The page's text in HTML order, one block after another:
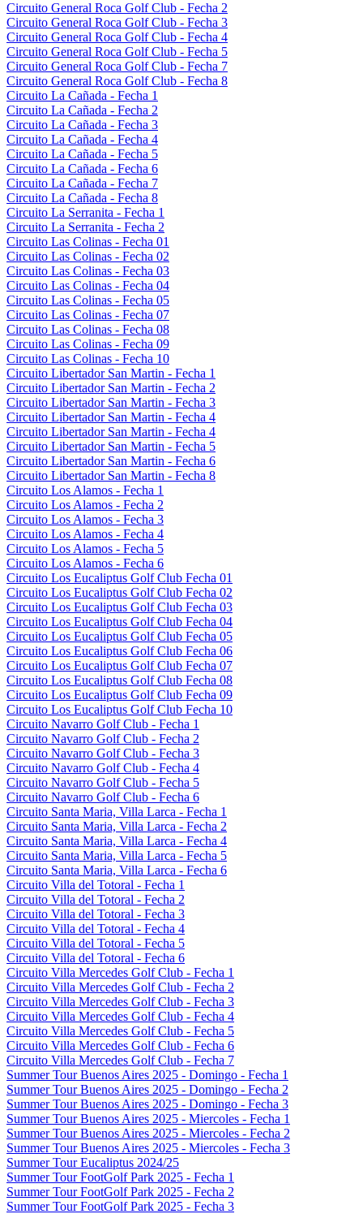
Circuito General Roca Golf Club - Fecha 2
Circuito General Roca Golf Club - Fecha 3
Circuito General Roca Golf Club - Fecha 4
Circuito General Roca Golf Club - Fecha 5
Circuito General Roca Golf Club - Fecha 7
Circuito General Roca Golf Club - Fecha 8
Circuito La Cañada - Fecha 1
Circuito La Cañada - Fecha 2
Circuito La Cañada - Fecha 3
Circuito La Cañada - Fecha 4
Circuito La Cañada - Fecha 5
Circuito La Cañada - Fecha 6
Circuito La Cañada - Fecha 7
Circuito La Cañada - Fecha 8
Circuito La Serranita - Fecha 1
Circuito La Serranita - Fecha 2
Circuito Las Colinas - Fecha 01
Circuito Las Colinas - Fecha 02
Circuito Las Colinas - Fecha 03
Circuito Las Colinas - Fecha 04
Circuito Las Colinas - Fecha 05
Circuito Las Colinas - Fecha 07
Circuito Las Colinas - Fecha 08
Circuito Las Colinas - Fecha 09
Circuito Las Colinas - Fecha 10
Circuito Libertador San Martin - Fecha 1
Circuito Libertador San Martin - Fecha 2
Circuito Libertador San Martin - Fecha 3
Circuito Libertador San Martin - Fecha 4
Circuito Libertador San Martin - Fecha 4
Circuito Libertador San Martin - Fecha 5
Circuito Libertador San Martin - Fecha 6
Circuito Libertador San Martin - Fecha 8
Circuito Los Alamos - Fecha 1
Circuito Los Alamos - Fecha 2
Circuito Los Alamos - Fecha 3
Circuito Los Alamos - Fecha 4
Circuito Los Alamos - Fecha 5
Circuito Los Alamos - Fecha 6
Circuito Los Eucaliptus Golf Club Fecha 01
Circuito Los Eucaliptus Golf Club Fecha 02
Circuito Los Eucaliptus Golf Club Fecha 03
Circuito Los Eucaliptus Golf Club Fecha 04
Circuito Los Eucaliptus Golf Club Fecha 05
Circuito Los Eucaliptus Golf Club Fecha 06
Circuito Los Eucaliptus Golf Club Fecha 07
Circuito Los Eucaliptus Golf Club Fecha 08
Circuito Los Eucaliptus Golf Club Fecha 09
Circuito Los Eucaliptus Golf Club Fecha 10
Circuito Navarro Golf Club - Fecha 1
Circuito Navarro Golf Club - Fecha 2
Circuito Navarro Golf Club - Fecha 3
Circuito Navarro Golf Club - Fecha 4
Circuito Navarro Golf Club - Fecha 5
Circuito Navarro Golf Club - Fecha 6
Circuito Santa Maria, Villa Larca - Fecha 1
Circuito Santa Maria, Villa Larca - Fecha 2
Circuito Santa Maria, Villa Larca - Fecha 4
Circuito Santa Maria, Villa Larca - Fecha 5
Circuito Santa Maria, Villa Larca - Fecha 6
Circuito Villa del Totoral - Fecha 1
Circuito Villa del Totoral - Fecha 2
Circuito Villa del Totoral - Fecha 3
Circuito Villa del Totoral - Fecha 4
Circuito Villa del Totoral - Fecha 5
Circuito Villa del Totoral - Fecha 6
Circuito Villa Mercedes Golf Club - Fecha 1
Circuito Villa Mercedes Golf Club - Fecha 2
Circuito Villa Mercedes Golf Club - Fecha 3
Circuito Villa Mercedes Golf Club - Fecha 4
Circuito Villa Mercedes Golf Club - Fecha 5
Circuito Villa Mercedes Golf Club - Fecha 6
Circuito Villa Mercedes Golf Club - Fecha 7
Summer Tour Buenos Aires 2025 - Domingo - Fecha 1
Summer Tour Buenos Aires 2025 - Domingo - Fecha 2
Summer Tour Buenos Aires 2025 - Domingo - Fecha 3
Summer Tour Buenos Aires 2025 - Miercoles - Fecha 1
Summer Tour Buenos Aires 2025 - Miercoles - Fecha 2
Summer Tour Buenos Aires 2025 - Miercoles - Fecha 3
Summer Tour Eucaliptus 2024/25
Summer Tour FootGolf Park 2025 - Fecha 1
Summer Tour FootGolf Park 2025 - Fecha 2
Summer Tour FootGolf Park 2025 - Fecha 3